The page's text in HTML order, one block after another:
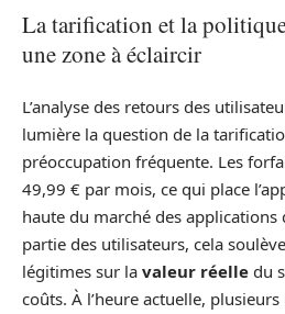
La tarification et la
une zone à éclaircir
L’analyse des retours des
lumière la question de la
préoccupation fréquente. Les
49,99 € par mois, ce qui place
haute du marché des applications
partie des utilisateurs, cela
légitimes sur la valeur réelle du
coûts. À l’heure actuelle,